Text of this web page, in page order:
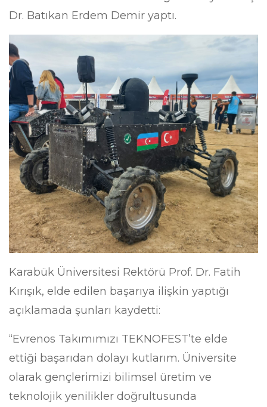
Dr. Batıkan Erdem Demir yaptı.
Karabük Üniversitesi Rektörü Prof. Dr. Fatih
Kırışık, elde edilen başarıya ilişkin yaptığı
açıklamada şunları kaydetti:
“Evrenos Takımımızı TEKNOFEST’te elde
ettiği başarıdan dolayı kutlarım. Üniversite
olarak gençlerimizi bilimsel üretim ve
teknolojik yenilikler doğrultusunda